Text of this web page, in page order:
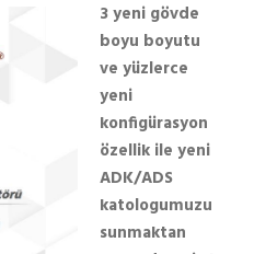
3 yeni gövde
boyu boyutu
ve yüzlerce
yeni
konfigürasyon
özellik ile yeni
ADK/ADS
katologumuzu
sunmaktan